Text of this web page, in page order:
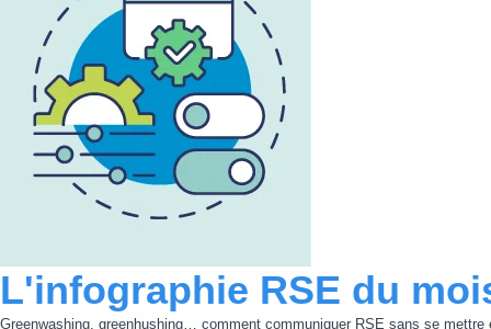
Lire cette actualité
L'infographie RSE du
Greenwashing, greenhushing… comment communiquer RSE sans se mettre